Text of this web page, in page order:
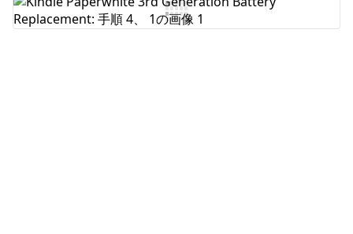
コメントを追加